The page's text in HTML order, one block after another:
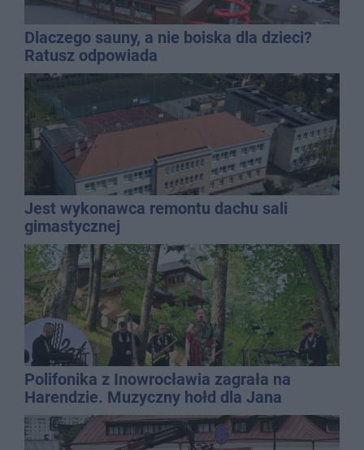
Dlaczego sauny, a nie boiska dla dzieci?
Ratusz odpowiada
Jest wykonawca remontu dachu sali
gimastycznej
Polifonika z Inowrocławia zagrała na
Harendzie. Muzyczny hołd dla Jana
Kasprowicza